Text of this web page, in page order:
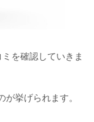
を確認していきま
挙げられます。